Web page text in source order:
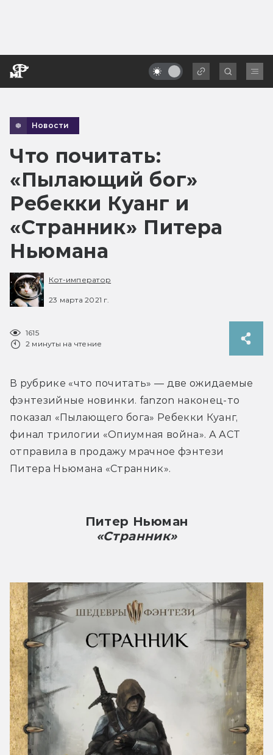
Новости
Что почитать:
«Пылающий бог»
Ребекки Куанг и
«Странник» Питера
Ньюмана
Кот-император
23 марта 2021 г.
1615
2 минуты на чтение
В рубрике «что почитать» — две ожидаемые
фэнтезийные новинки. fanzon наконец-то
показал «Пылающего бога» Ребекки Куанг,
финал трилогии «Опиумная война». А АСТ
отправила в продажу мрачное фэнтези
Питера Ньюмана «Странник».
Питер Ньюман
«Странник»